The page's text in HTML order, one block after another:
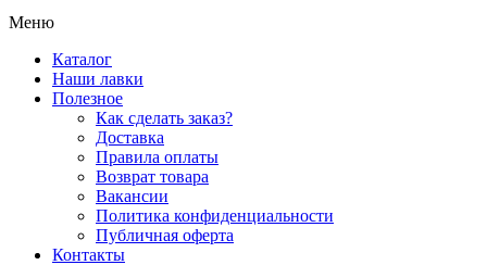
Меню
Каталог
Наши лавки
Полезное
Как сделать заказ?
Доставка
Правила оплаты
Возврат товара
Вакансии
Политика конфиденциальности
Публичная оферта
Контакты